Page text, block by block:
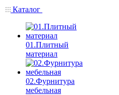
Каталог
01.Плитный
материал
02.Фурнитура
мебельная